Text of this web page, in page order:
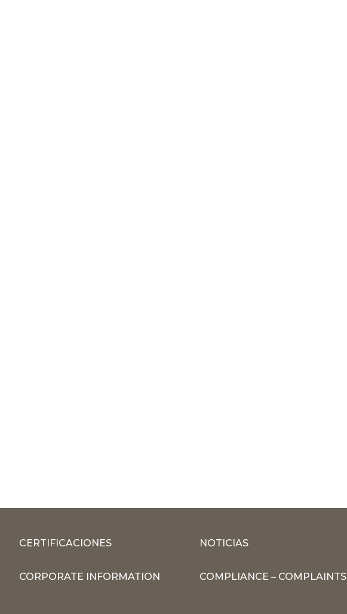
CERTIFICACIONES NOTICIAS
CORPORATE INFORMATION
COMPLIANCE – COMPLAINTS